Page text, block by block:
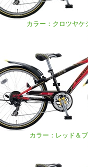
カラー：クロツヤケ
カラー：レッド＆